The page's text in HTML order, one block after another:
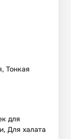
Тонкая
для
Для халата